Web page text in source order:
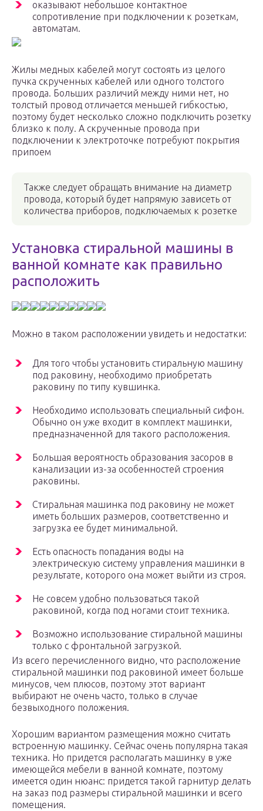
оказывают небольшое контактное
сопротивление при подключении к розеткам,
автоматам.
Жилы медных кабелей могут состоять из целого
пучка скрученных кабелей или одного толстого
провода. Больших различий между ними нет, но
толстый провод отличается меньшей гибкостью,
поэтому будет несколько сложно подключить розетку
близко к полу. А скрученные провода при
подключении к электроточке потребуют покрытия
припоем
Также следует обращать внимание на диаметр
провода, который будет напрямую зависеть от
количества приборов, подключаемых к розетке
Установка стиральной машины в
ванной комнате как правильно
расположить
Можно в таком расположении увидеть и недостатки:
Для того чтобы установить стиральную машину
под раковину, необходимо приобретать
раковину по типу кувшинка.
Необходимо использовать специальный сифон.
Обычно он уже входит в комплект машинки,
предназначенной для такого расположения.
Большая вероятность образования засоров в
канализации из-за особенностей строения
раковины.
Стиральная машинка под раковину не может
иметь больших размеров, соответственно и
загрузка ее будет минимальной.
Есть опасность попадания воды на
электрическую систему управления машинки в
результате, которого она может выйти из строя.
Не совсем удобно пользоваться такой
раковиной, когда под ногами стоит техника.
Возможно использование стиральной машины
только с фронтальной загрузкой.
Из всего перечисленного видно, что расположение
стиральной машинки под раковиной имеет больше
минусов, чем плюсов, поэтому этот вариант
выбирают не очень часто, только в случае
безвыходного положения.
Хорошим вариантом размещения можно считать
встроенную машинку. Сейчас очень популярна такая
техника. Но придется располагать машинку в уже
имеющейся мебели в ванной комнате, поэтому
имеется один нюанс: придется такой гарнитур делать
на заказ под размеры стиральной машинки и всего
помещения.